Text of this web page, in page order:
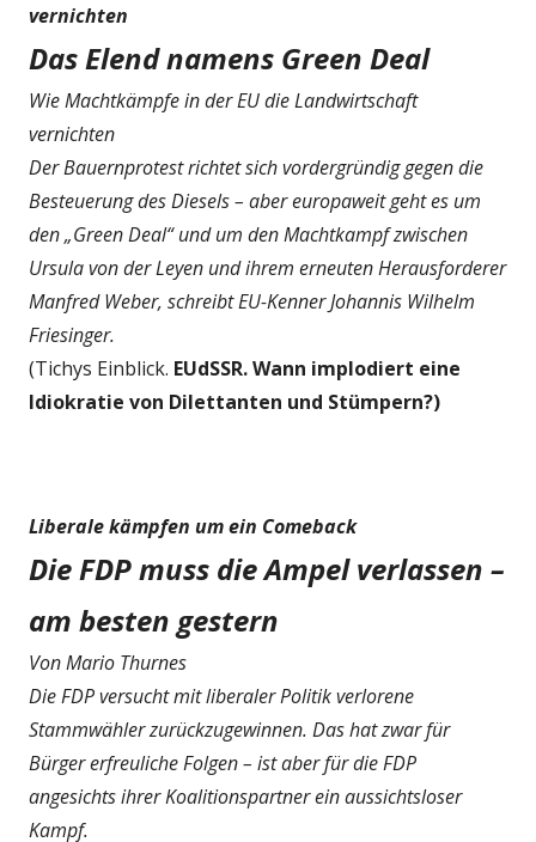
vernichten
Das Elend namens Green Deal
Wie Machtkämpfe in der EU die Landwirtschaft
vernichten
Der Bauernprotest richtet sich vordergründig gegen die
Besteuerung des Diesels – aber europaweit geht es um
den „Green Deal“ und um den Machtkampf zwischen
Ursula von der Leyen und ihrem erneuten Herausforderer
Manfred Weber, schreibt EU-Kenner Johannis Wilhelm
Friesinger.
(Tichys Einblick. EUdSSR. Wann implodiert eine
Idiokratie von Dilettanten und Stümpern?)
Liberale kämpfen um ein Comeback
Die FDP muss die Ampel verlassen –
am besten gestern
Von Mario Thurnes
Die FDP versucht mit liberaler Politik verlorene
Stammwähler zurückzugewinnen. Das hat zwar für
Bürger erfreuliche Folgen – ist aber für die FDP
angesichts ihrer Koalitionspartner ein aussichtsloser
Kampf.